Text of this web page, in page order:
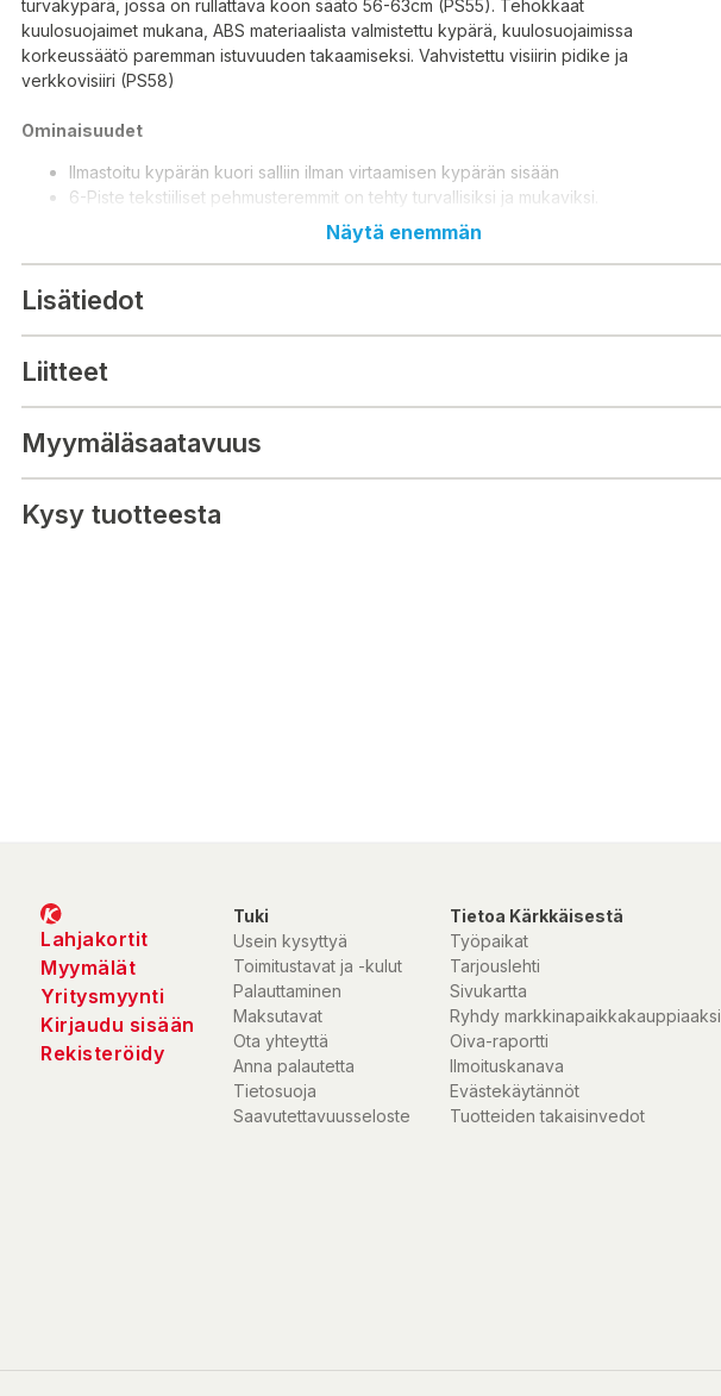
turvakypärä, jossa on rullattava koon säätö 56-63cm (PS55). Tehokkaat
kuulosuojaimet mukana, ABS materiaalista valmistettu kypärä, kuulosuojaimissa
korkeussäätö paremman istuvuuden takaamiseksi. Vahvistettu visiirin pidike ja
verkkovisiiri (PS58)
Ominaisuudet
Ilmastoitu kypärän kuori salliin ilman virtaamisen kypärän sisään
6-Piste tekstiiliset pehmusteremmit on tehty turvallisiksi ja mukaviksi.
Rullakiristyksellä säädettävä pääpanta
Pehmeä vaahtokumi hikinauha
Varaosat saatavana
CE CAT III
Näytä enemmän
Lisätiedot
Liitteet
Myymäläsaatavuus
Kysy tuotteesta
Lahjakortit
Myymälät
Yritysmyynti
Kirjaudu sisään
Rekisteröidy
Tuki
Usein kysyttyä
Toimitustavat ja -kulut
Palauttaminen
Maksutavat
Ota yhteyttä
Anna palautetta
Tietosuoja
Saavutettavuusseloste
Tietoa Kärkkäisestä
Työpaikat
Tarjouslehti
Sivukartta
Ryhdy markkinapaikkakauppiaaksi
Oiva-raportti
Ilmoituskanava
Evästekäytännöt
Tuotteiden takaisinvedot